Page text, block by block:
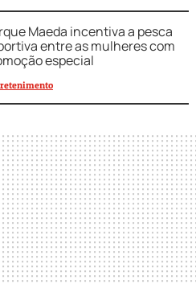
Maeda incentiva a pesca
entre as mulheres com
especial